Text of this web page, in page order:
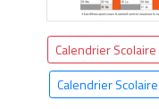
Calendrier Scolaire
Calendrier Scolaire